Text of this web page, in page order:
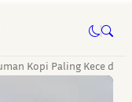
Kopi Paling Kece dan